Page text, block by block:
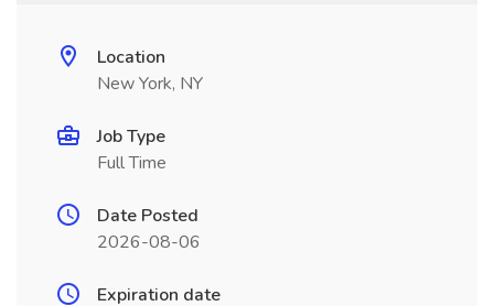
Location
New York, NY
Job Type
Full Time
Date Posted
2026-08-06
Expiration date